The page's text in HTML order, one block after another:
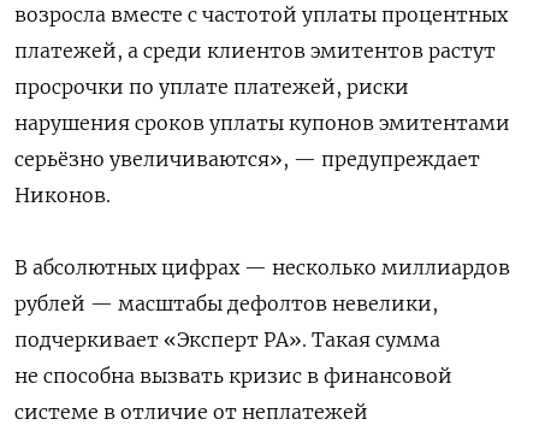
возросла вместе с частотой уплаты процентных
платежей, а среди клиентов эмитентов растут
просрочки по уплате платежей, риски
нарушения сроков уплаты купонов эмитентами
серьёзно увеличиваются», — предупреждает
Никонов.
В абсолютных цифрах — несколько миллиардов
рублей — масштабы дефолтов невелики,
подчеркивает «Эксперт РА». Такая сумма
не способна вызвать кризис в финансовой
системе в отличие от неплатежей